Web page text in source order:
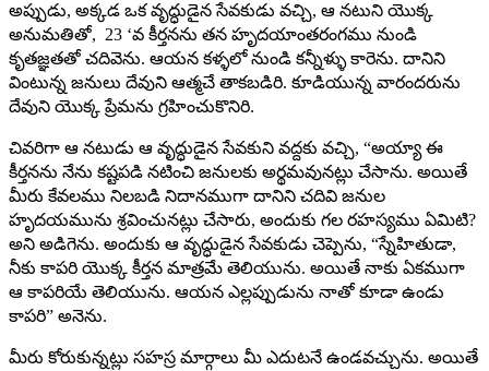
అప్పుడు, అక్కడ ఒక వృద్ధుడైన సేవకుడు వచ్చి, ఆ నటుని యొక్క
అనుమతితో, 23 ‘వ కీర్తనను తన హృదయాంతరంగము నుండి
కృతజ్ఞతతో చదివెను. ఆయన కళ్ళలో నుండి కన్నీళ్ళు కారెను. దానిని
వింటున్న జనులు దేవుని ఆత్మచే తాకబడిరి. కూడియున్న వారందరును
దేవుని యొక్క ప్రేమను గ్రహించుకొనిరి.
చివరిగా ఆ నటుడు ఆ వృద్ధుడైన సేవకుని వద్దకు వచ్చి, “అయ్యా ఈ
కీర్తనను నేను కష్టపడి నటించి జనులకు అర్థమవునట్లు చేసాను. అయితే
మీరు కేవలము నిలబడి నిదానముగా దానిని చదివి జనుల
హృదయమును శ్రవించునట్లు చేసారు, అందుకు గల రహస్యము ఏమిటి?
అని అడిగెను. అందుకు ఆ వృద్ధుడైన సేవకుడు చెప్పెను, “స్నేహితుడా,
నీకు కాపరి యొక్క కీర్తన మాత్రమే తెలియును. అయితే నాకు ఏకముగా
ఆ కాపరియే తెలియును. ఆయన ఎల్లప్పుడును నాతో కూడా ఉండు
కాపరి” అనెను.
మీరు కోరుకున్నట్లు సహస్ర మార్గాలు మీ ఎదుటనే ఉండవచ్చును. అయితే